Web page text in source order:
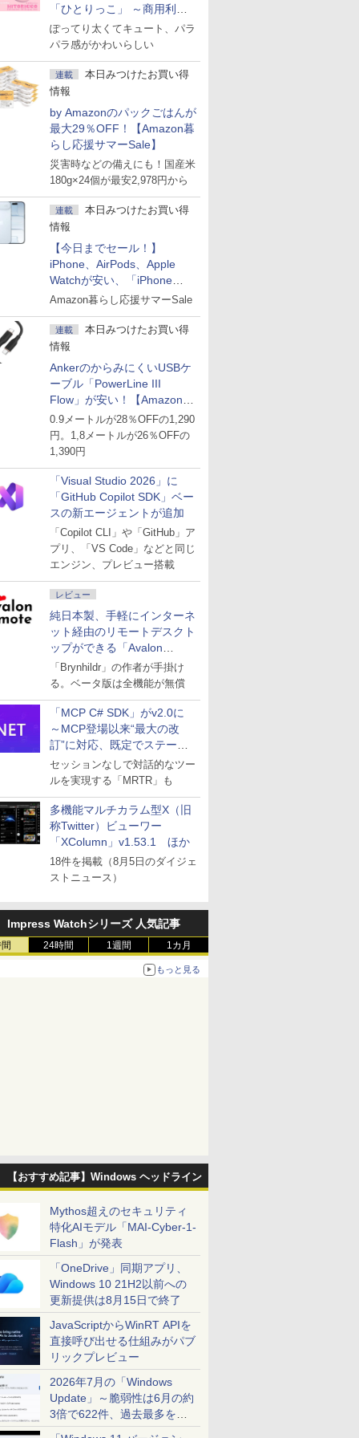
「ひとりっこ」 ～商用利用
OK
ぽってり太くてキュート、パラ
パラ感がかわいらしい
連載
本日みつけたお買い得
情報
by Amazonのパックごはんが
最大29％OFF！【Amazon暮
らし応援サマーSale】
災害時などの備えにも！国産米
180g×24個が最安2,978円から
連載
本日みつけたお買い得
情報
【今日までセール！】
iPhone、AirPods、Apple
Watchが安い、「iPhone
Air」256GB版が139,800円な
Amazon暮らし応援サマーSale
連載
本日みつけたお買い得
情報
AnkerのからみにくいUSBケ
ーブル「PowerLine III
Flow」が安い！【Amazon暮
らし応援サマーSale】
0.9メートルが28％OFFの1,290
円。1,8メートルが26％OFFの
1,390円
「Visual Studio 2026」に
「GitHub Copilot SDK」ベー
スの新エージェントが追加
「Copilot CLI」や「GitHub」ア
プリ、「VS Code」などと同じ
エンジン、プレビュー搭載
レビュー
純日本製、手軽にインターネ
ット経由のリモートデスクト
ップができる「Avalon
remote」
「Brynhildr」の作者が手掛け
る。ベータ版は全機能が無償
「MCP C# SDK」がv2.0に
～MCP登場以来“最大の改
訂”に対応、既定でステート
レスへ
セッションなしで対話的なツー
ルを実現する「MRTR」も
多機能マルチカラム型X（旧
称Twitter）ビューワー
「XColumn」v1.53.1 ほか
18件を掲載（8月5日のダイジェ
ストニュース）
Impress Watchシリーズ 人気記事
24時間 1週間 1カ月
もっと見る
【おすすめ記事】Windows ヘッドライン
Mythos超えのセキュリティ
特化AIモデル「MAI-Cyber-1-
Flash」が発表
「OneDrive」同期アプリ、
Windows 10 21H2以前への
更新提供は8月15日で終了
JavaScriptからWinRT APIを
直接呼び出せる仕組みがパブ
リックプレビュー
2026年7月の「Windows
Update」～脆弱性は6月の約
3倍で622件、過去最多を大
幅に更新